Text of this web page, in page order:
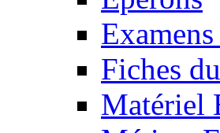
Fiches
Matériel